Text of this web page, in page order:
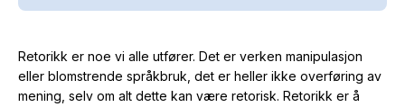
Retorikk er noe vi alle utfører. Det er verken manipulasjon
eller blomstrende språkbruk, det er heller ikke overføring av
mening, selv om alt dette kan være retorisk. Retorikk er å